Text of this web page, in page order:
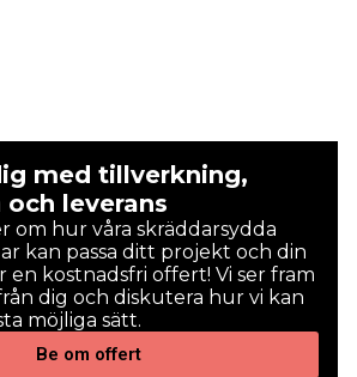
med tillverkning,
leverans
om hur våra skräddarsydda
kan passa ditt projekt och din
en kostnadsfri offert! Vi ser fram
dig och diskutera hur vi kan
möjliga sätt.
Be om offert